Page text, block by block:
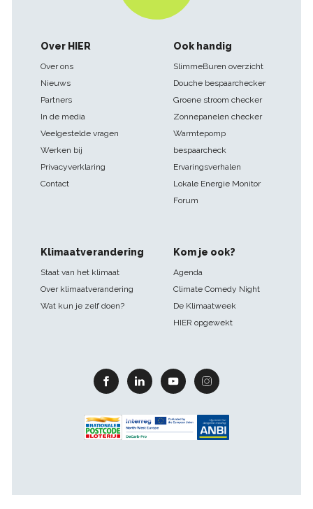
Footer
navigatie
Over HIER
Over ons
Nieuws
Partners
In de media
Veelgestelde vragen
Werken bij
Privacyverklaring
Contact
Ook handig
SlimmeBuren overzicht
Douche bespaarchecker
Groene stroom checker
Zonnepanelen checker
Warmtepomp
bespaarcheck
Ervaringsverhalen
Lokale Energie Monitor
Forum
Klimaatverandering
Staat van het klimaat
Over klimaatverandering
Wat kun je zelf doen?
Kom je ook?
Agenda
Climate Comedy Night
De Klimaatweek
HIER opgewekt
Facebook Linkedin Youtube Instagram